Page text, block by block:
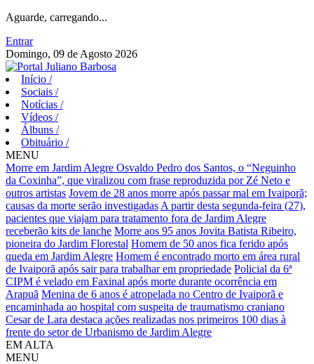
Aguarde, carregando...
Entrar
Domingo, 09 de Agosto 2026
Início /
Sociais /
Notícias /
Vídeos /
Álbuns /
Obituário /
MENU
Morre em Jardim Alegre Osvaldo Pedro dos Santos, o “Neguinho
da Coxinha”, que viralizou com frase reproduzida por Zé Neto e
outros artistas Jovem de 28 anos morre após passar mal em Ivaiporã;
causas da morte serão investigadas A partir desta segunda-feira (27),
pacientes que viajam para tratamento fora de Jardim Alegre
receberão kits de lanche Morre aos 95 anos Jovita Batista Ribeiro,
pioneira do Jardim Florestal Homem de 50 anos fica ferido após
queda em Jardim Alegre Homem é encontrado morto em área rural
de Ivaiporã após sair para trabalhar em propriedade Policial da 6ª
CIPM é velado em Faxinal após morte durante ocorrência em
Arapuã Menina de 6 anos é atropelada no Centro de Ivaiporã e
encaminhada ao hospital com suspeita de traumatismo craniano
Cesar de Lara destaca ações realizadas nos primeiros 100 dias à
frente do setor de Urbanismo de Jardim Alegre
EM ALTA
MENU